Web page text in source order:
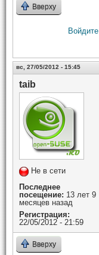
Вверху
Войдите
вс, 27/05/2012 - 15:45
taib
Не в сети
Последнее
посещение: 13 лет 9
месяцев назад
Регистрация:
22/05/2012 - 21:59
Вверху